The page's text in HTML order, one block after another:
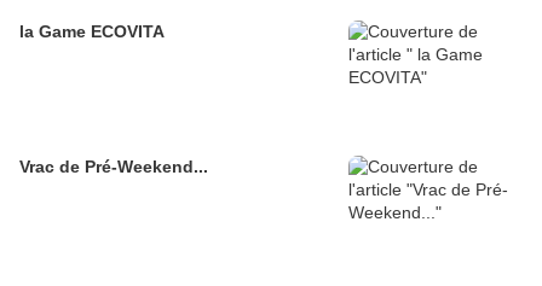
la Game ECOVITA
Vrac de Pré-Weekend...